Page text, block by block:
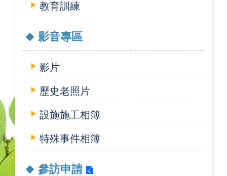
教育訓練
影音專區
影片
歷史老照片
設施施工相簿
特殊事件相簿
參訪申請